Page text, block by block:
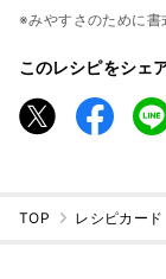
※みやすさのために書
このレシピをシェ
TOP レシピカード